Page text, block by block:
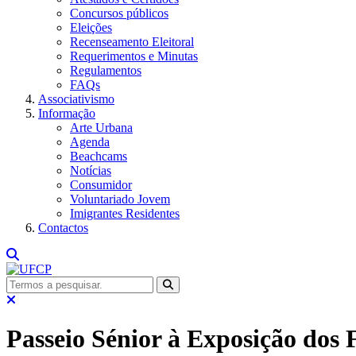
Concursos públicos
Eleições
Recenseamento Eleitoral
Requerimentos e Minutas
Regulamentos
FAQs
Associativismo
Informação
Arte Urbana
Agenda
Beachcams
Notícias
Consumidor
Voluntariado Jovem
Imigrantes Residentes
Contactos
Passeio Sénior à Exposição dos